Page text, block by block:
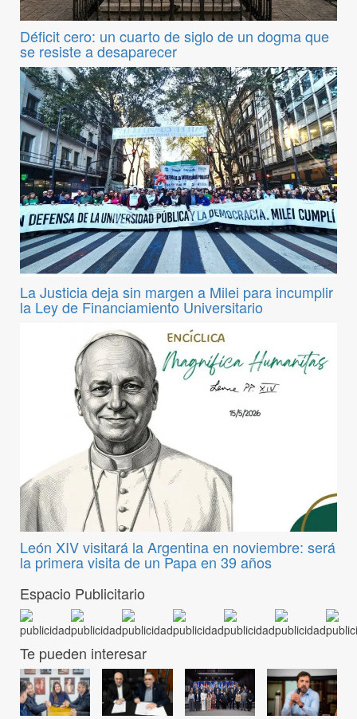
Déficit cero: un cuarto de siglo de un dogma que
se resiste a desaparecer
La Justicia deja sin margen a Milei para incumplir
la Ley de Financiamiento Universitario
León XIV visitará la Argentina en noviembre: será
la primera visita de un Papa en 39 años
Espacio Publicitario
Te pueden interesar